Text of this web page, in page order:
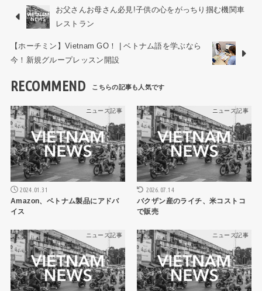
お父さんお母さん必見!子供の心をがっちり掴む機関車
レストラン
【ホーチミン】Vietnam GO！ | ベトナム語を学ぶなら
今！新規グループレッスン開設
RECOMMEND
ニュース記事
2024.01.31
Amazon、ベトナム製品にアドバ
イス
ニュース記事
2026.07.14
バクザン産のライチ、米コストコ
で販売
ニュース記事 ニュース記事